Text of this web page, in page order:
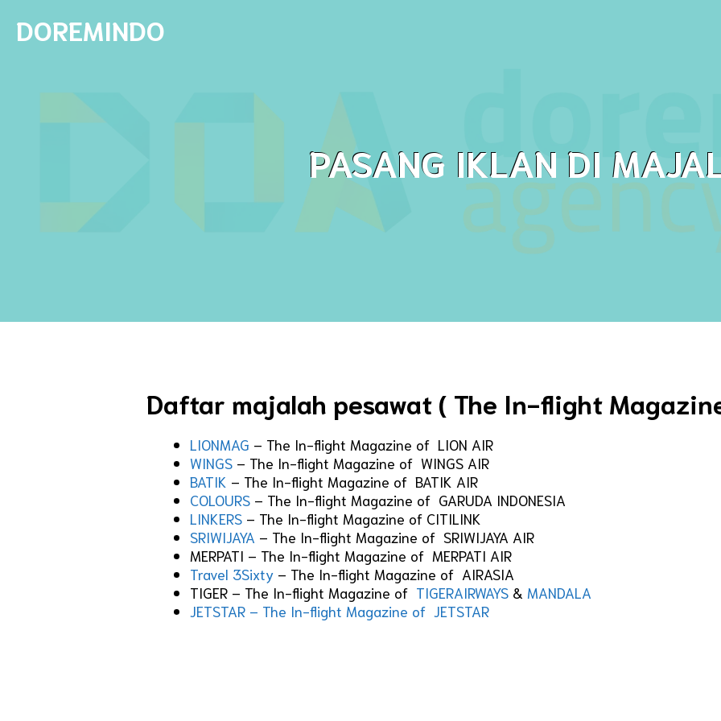
DOREMINDO
PASANG IKLAN DI
Daftar majalah pesawat ( The In-flight
LIONMAG – The In-flight Magazine of LION AIR
WINGS – The In-flight Magazine of WINGS AIR
BATIK – The In-flight Magazine of BATIK AIR
COLOURS – The In-flight Magazine of GARUDA INDONESIA
LINKERS – The In-flight Magazine of CITILINK
SRIWIJAYA – The In-flight Magazine of SRIWIJAYA AIR
MERPATI – The In-flight Magazine of MERPATI AIR
Travel 3Sixty – The In-flight Magazine of AIRASIA
TIGER – The In-flight Magazine of TIGERAIRWAYS & MANDALA
JETSTAR – The In-flight Magazine of JETSTAR